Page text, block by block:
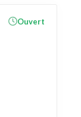
Ouvert